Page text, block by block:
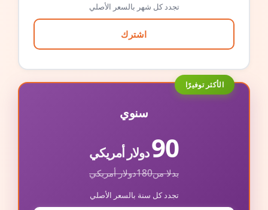
تجدد كل شهر بالسعر الأصلي
اشترك
الأكثر توفيرًا
سنوي
90دولار أمريكي
بدلا من180دولار أمريكي
تجدد كل سنة بالسعر الأصلي